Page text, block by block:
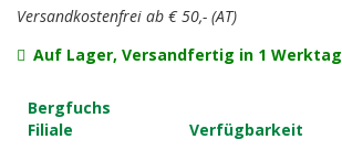
Versandkostenfrei ab € 50,- (AT)
Auf Lager, Versandfertig in 1 Werktag
Bergfuchs
Filiale
Verfügbarkeit